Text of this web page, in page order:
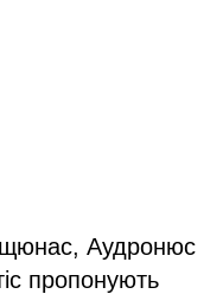
Аудронюс
пропонують